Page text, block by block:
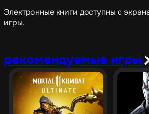
Электронные книги доступны с
игры.
рекомендуемые игры